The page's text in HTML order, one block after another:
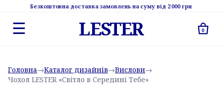
Безкоштовна доставка замовлень на суму від 2 000 грн
☰ LESTER 0
Головна→Каталог дизайнів→Вислови→
Чохол LESTER «Світло в Середині Тебе»